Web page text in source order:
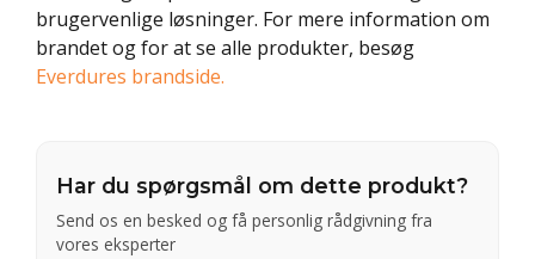
brugervenlige løsninger. For mere information om
brandet og for at se alle produkter, besøg
Everdures brandside.
Har du spørgsmål om dette produkt?
Send os en besked og få personlig rådgivning fra
vores eksperter